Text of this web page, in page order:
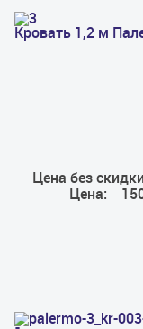
Кровать 1,2 м
Цена без
Цена: